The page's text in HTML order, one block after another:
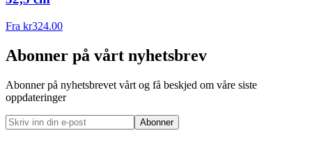
Fra kr324.00
Abonner på vårt nyhetsbrev
Abonner på nyhetsbrevet vårt og få beskjed om våre siste
oppdateringer
Abonner